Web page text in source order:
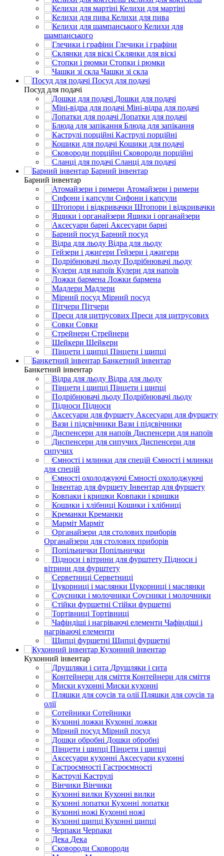
Келихи для мартіні
Келихи для пива
Келихи для
шампанського
Глечики і графіни
Склянки для віскі
Стопки і рюмки
Чашки зі скла
Посуд для подачі
Посуд для подачі
Дошки для подачі
Міні-відра для подачі
Лопатки для подачі
Блюда для запікання
Каструлі порційні
Кошики для подачі
Сковороди порційні
Сланці для подачі
Барний інвентар
Барний інвентар
Атомайзери і римери
Сифони і капсули
Штопори і відкривачки
Ящики і органайзери
Аксесуари барні
Барний посуд
Відра для льоду
Гейзери і джигери
Подрібнювачі льоду
Кулери для напоїв
Ложки бармена
Мадлери
Мірний посуд
Пітчери
Преси для цитрусових
Совки
Стрейнери
Шейкери
Пінцети і щипці
Банкетний інвентар
Банкетний інвентар
Відра для льоду
Пінцети і щипці
Подрібнювачі льоду
Підноси
Аксесуари для фуршету
Вази і підсвічники
Диспенсери для напоїв
Диспенсери для
сипучих
Ємності і млинки
для спецій
Ємності охолоджуючі
Інвентар для фуршету
Ковпаки і кришки
Кошики і хлібниці
Креманки
Марміт
Органайзери для столових приборів
Попільнички
Підноси і
вітрини для фурштету
Серветниці
Цукорниці і маслянки
Соусники і молочники
Стійки фуршетні
Тортівниці
Чафіндіші і
нагріваючі елементи
Щипці фуршетні
Кухонний інвентар
Кухонний інвентар
Друшляки і сита
Контейнери для сміття
Миски кухонні
Пляшки для соусів та
олії
Сотейники
Кухонні ложки
Мірний посуд
Дошки обробні
Пінцети і щипці
Аксесуари кухонні
Гастроємності
Каструлі
Вінчики
Кухонні вилки
Кухонні лопатки
Кухонні ножі
Кухонні щипці
Черпаки
Дека
Сковороди